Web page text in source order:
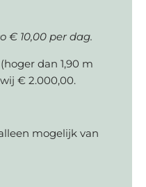
€ 10,00 per dag.
dan 1,90 m
€ 2.000,00.
mogelijk van